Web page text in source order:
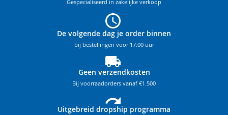
Gespecialiseerd in zakelijke verkoop
De volgende dag je order binnen
bij bestellingen voor 17:00 uur
Geen verzendkosten
Bij voorraadorders vanaf €1.500
Uitgebreid dropship programma